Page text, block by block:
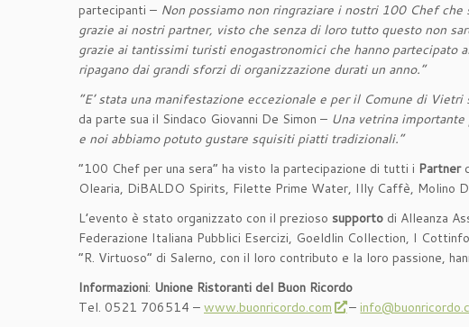
partecipanti – Non possiamo non ringraziare i nostri 100 Chef che
grazie ai nostri partner, visto che senza di loro tutto questo non
grazie ai tantissimi turisti enogastronomici che hanno partecipato
ripagano dai grandi sforzi di organizzazione durati un anno.”
“E’ stata una manifestazione eccezionale e per il Comune di
da parte sua il Sindaco Giovanni De Simon – Una vetrina
e noi abbiamo potuto gustare squisiti piatti tradizionali.”
“100 Chef per una sera” ha visto la partecipazione di tutti i Partner
Olearia, DiBALDO Spirits, Filette Prime Water, Illy Caffè, Molino
L’evento è stato organizzato con il prezioso supporto di Alleanza
Federazione Italiana Pubblici Esercizi, Goeldlin Collection, I
“R. Virtuoso” di Salerno, con il loro contributo e la loro passione,
Informazioni: Unione Ristoranti del Buon Ricordo
Tel. 0521 706514 – www.buonricordo.com –